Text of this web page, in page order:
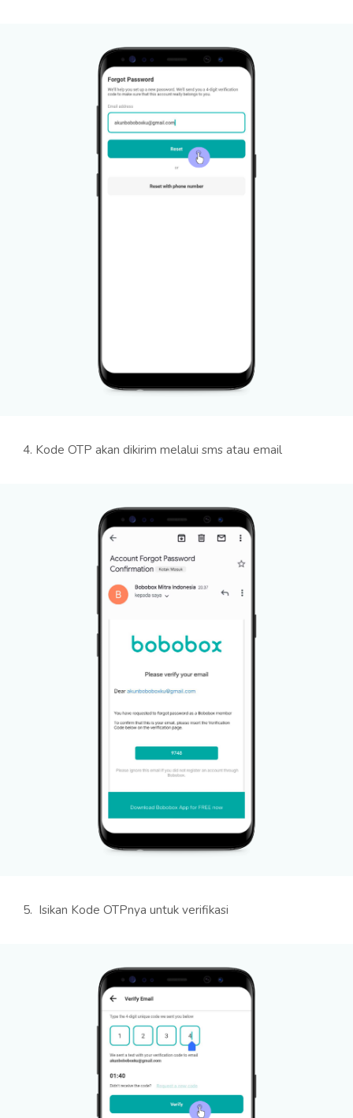
4. Kode OTP akan dikirim melalui sms atau email
5. Isikan Kode OTPnya untuk verifikasi